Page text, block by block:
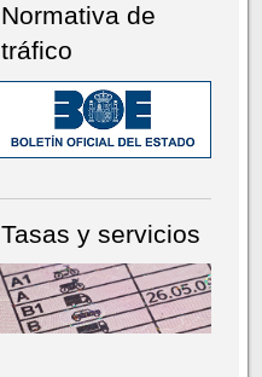
Normativa de
tráfico
Tasas y servicios